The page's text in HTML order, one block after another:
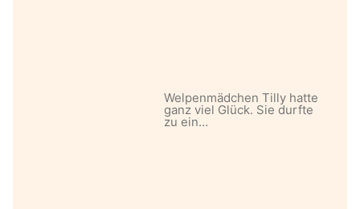
Welpenmädchen Tilly hatte
ganz viel Glück. Sie durfte
zu ein…